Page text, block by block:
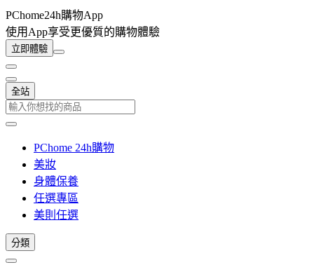
PChome24h購物App
使用App享受更優質的購物體驗
立即體驗
全站
PChome 24h購物
美妝
身體保養
任選專區
美則任選
分類